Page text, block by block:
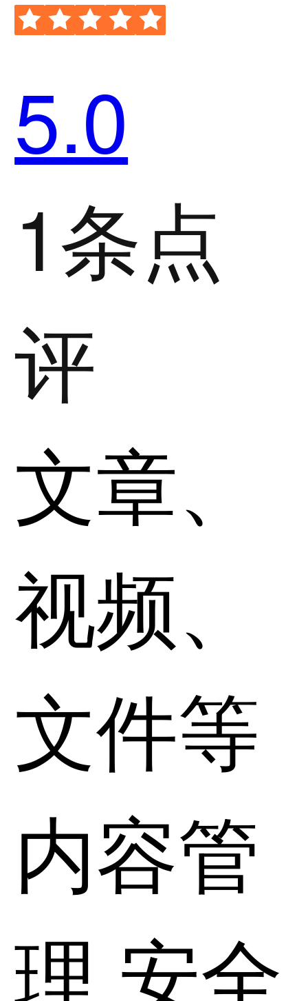
5.0
1条点
评
文章、
视频、
文件等
内容管
理 安全